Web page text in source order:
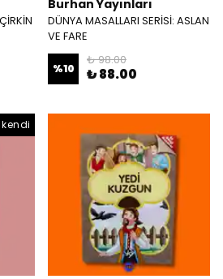
Burhan Yayınları
DÜNYA MASALLARI SERİSİ: ASLAN
VE FARE
%10
₺ 98.00
₺ 88.00